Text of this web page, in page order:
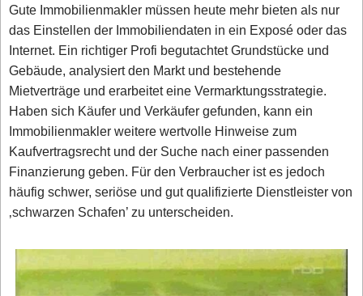
Gute Immobilienmakler müssen heute mehr bieten als nur
das Einstellen der Immobiliendaten in ein Exposé oder das
Internet. Ein richtiger Profi begutachtet Grundstücke und
Gebäude, analysiert den Markt und bestehende
Mietverträge und erarbeitet eine Vermarktungsstrategie.
Haben sich Käufer und Verkäufer gefunden, kann ein
Immobilienmakler weitere wertvolle Hinweise zum
Kaufvertragsrecht und der Suche nach einer passenden
Finanzierung geben. Für den Verbraucher ist es jedoch
häufig schwer, seriöse und gut qualifizierte Dienstleister von
‚schwarzen Schafen’ zu unterscheiden.